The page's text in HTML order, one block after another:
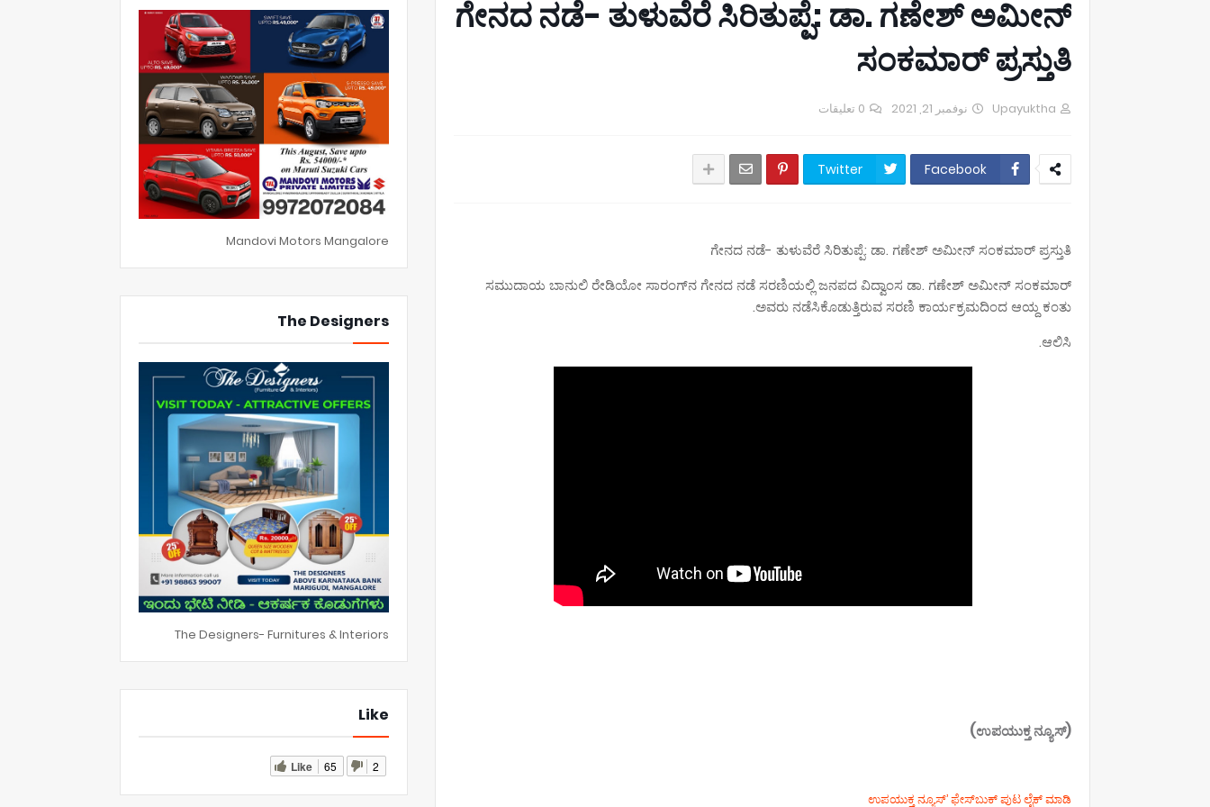
ಗೇನದ ನಡೆ- ತುಳುವೆರೆ ಸಿರಿತುಪ್ಪೆ: ಡಾ. ಗಣೇಶ್ ಅಮೀನ್
ಸಂಕಮಾರ್ ಪ್ರಸ್ತುತಿ
Upayuktha نوفمبر 21, 2021 0 تعليقات
Facebook
Twitter
ಗೇನದ ನಡೆ- ತುಳುವೆರೆ ಸಿರಿತುಪ್ಪೆ: ಡಾ. ಗಣೇಶ್ ಅಮೀನ್ ಸಂಕಮಾರ್ ಪ್ರಸ್ತುತಿ
ಸಮುದಾಯ ಬಾನುಲಿ ರೇಡಿಯೋ ಸಾರಂಗ್‌ನ ಗೇನದ ನಡೆ ಸರಣಿಯಲ್ಲಿ ಜನಪದ ವಿದ್ವಾಂಸ ಡಾ. ಗಣೇಶ್ ಅಮೀನ್ ಸಂಕಮಾರ್
ಅವರು ನಡೆಸಿಕೊಡುತ್ತಿರುವ ಸರಣಿ ಕಾರ್ಯಕ್ರಮದಿಂದ ಆಯ್ದ ಕಂತು.
ಆಲಿಸಿ.
(ಉಪಯುಕ್ತ ನ್ಯೂಸ್)
ಉಪಯುಕ್ತ ನ್ಯೂಸ್‌’ ಫೇಸ್‌ಬುಕ್ ಪುಟ ಲೈಕ್ ಮಾಡಿ
Mandovi Motors Mangalore
The Designers
The Designers- Furnitures & Interiors
Like
Like 65 2